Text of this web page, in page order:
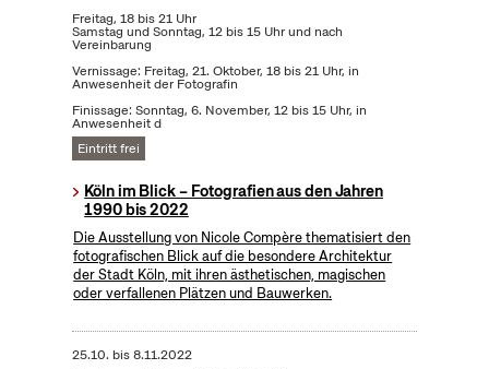
Freitag, 18 bis 21 Uhr
Samstag und Sonntag, 12 bis 15 Uhr und nach
Vereinbarung
Vernissage: Freitag, 21. Oktober, 18 bis 21 Uhr, in
Anwesenheit der Fotografin
Finissage: Sonntag, 6. November, 12 bis 15 Uhr, in
Anwesenheit d
Eintritt frei
Köln im Blick – Fotografien aus den Jahren
1990 bis 2022
Die Ausstellung von Nicole Compère thematisiert den
fotografischen Blick auf die besondere Architektur
der Stadt Köln, mit ihren ästhetischen, magischen
oder verfallenen Plätzen und Bauwerken.
25.10. bis8.11.2022